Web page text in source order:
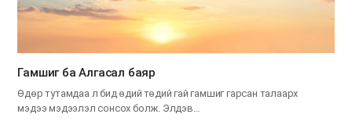
Гамшиг ба Алгасал баяр
Өдөр тутамдаа л бид өдий төдий гай гамшиг гарсан талаарх
мэдээ мэдээлэл сонсох болж. Элдэв…